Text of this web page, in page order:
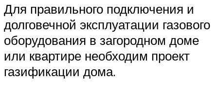
Для правильного подключения и
долговечной эксплуатации газового
оборудования в загородном доме
или квартире необходим проект
газификации дома.